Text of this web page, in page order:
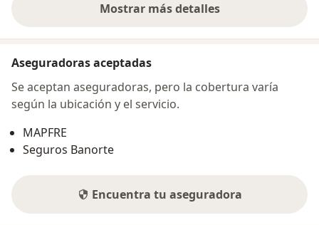
Mostrar más detalles
sobre la dirección
Aseguradoras aceptadas
Se aceptan aseguradoras, pero la cobertura varía
según la ubicación y el servicio.
MAPFRE
Seguros Banorte
Encuentra tu aseguradora